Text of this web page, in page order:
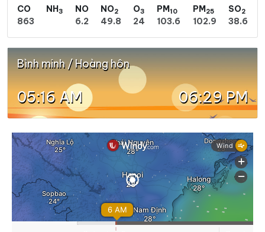
CO
863
NH3
NO
6.2
NO2
49.8
O3
24
PM10
103.6
PM25
102.9
SO2
38.6
Bình minh / Hoàng hôn
05:16 AM 06:29 PM